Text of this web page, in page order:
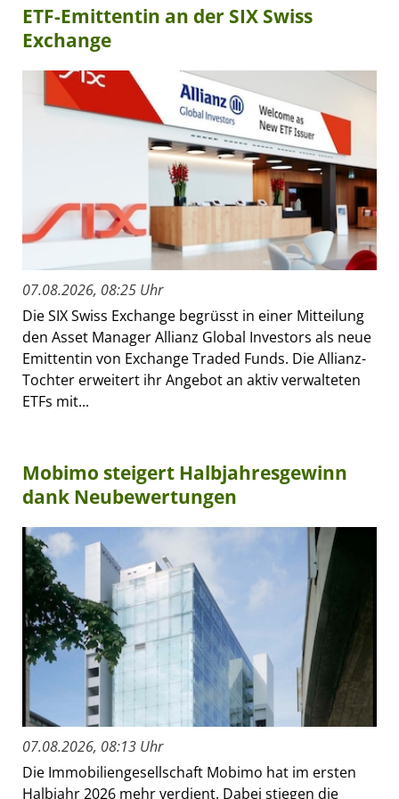
ETF-Emittentin an der SIX Swiss
Exchange
07.08.2026, 08:25 Uhr
Die SIX Swiss Exchange begrüsst in einer Mitteilung
den Asset Manager Allianz Global Investors als neue
Emittentin von Exchange Traded Funds. Die Allianz-
Tochter erweitert ihr Angebot an aktiv verwalteten
ETFs mit...
Mobimo steigert Halbjahresgewinn
dank Neubewertungen
07.08.2026, 08:13 Uhr
Die Immobiliengesellschaft Mobimo hat im ersten
Halbjahr 2026 mehr verdient. Dabei stiegen die